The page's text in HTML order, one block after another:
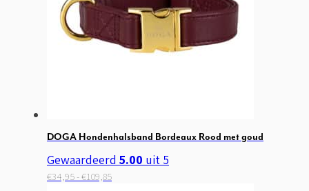
DOGA Hondenhalsband Bordeaux Rood met goud
Gewaardeerd 5.00 uit 5
€34,95 -€109,85Prijsklasse:
Dit